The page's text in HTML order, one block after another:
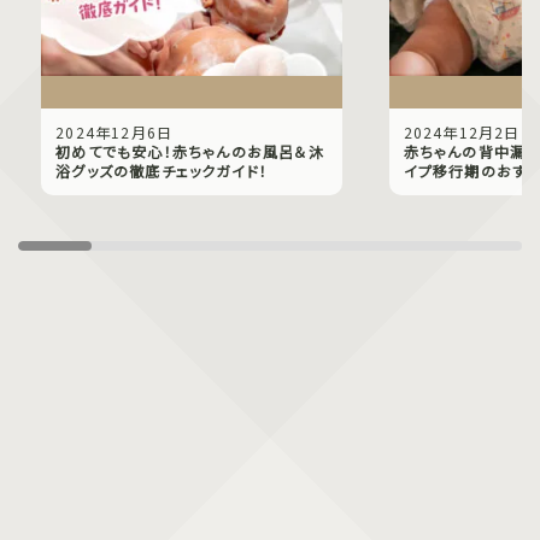
2024年12月6日
初めてでも安心！赤ちゃんのお風呂＆沐
浴グッズの徹底チェックガイド！
2024年12月2日
赤ちゃんの背中漏
イプ移行期のおす